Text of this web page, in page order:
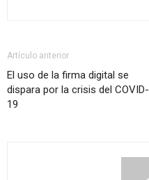
Artículo anterior
El uso de la firma digital se
dispara por la crisis del COVID-
19